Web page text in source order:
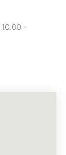
10.00 -